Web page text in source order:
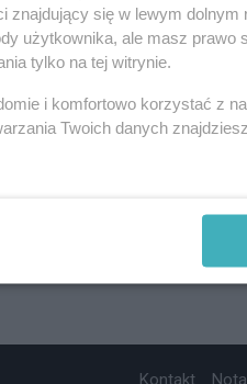
Kontakt
znajdujący się w lewym dolnym
użytkownika, ale masz prawo
tylko na tej witrynie.
i komfortowo korzystać z
Twoich danych